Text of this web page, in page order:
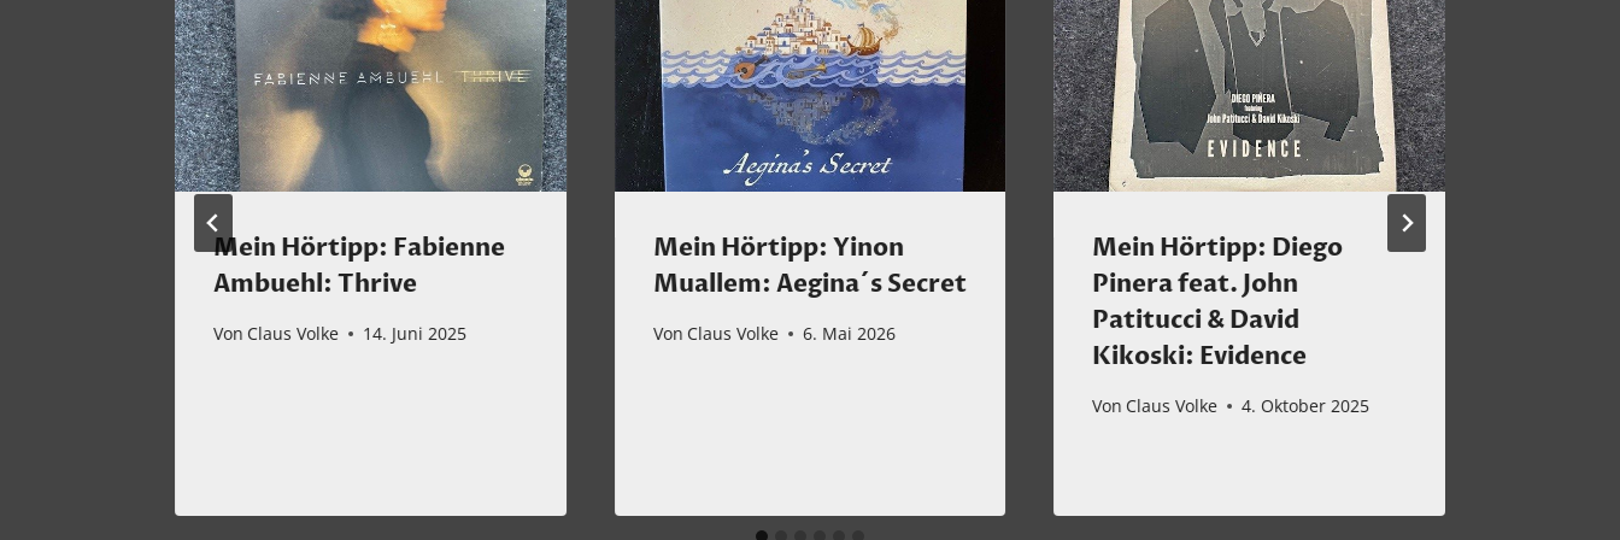
Mein Hörtipp: Fabienne
Ambuehl: Thrive
Von Claus Volke 14. Juni 2025
Mein Hörtipp: Yinon
Muallem: Aegina´s Secret
Von Claus Volke 6. Mai 2026
Mein Hörtipp: Diego
Pinera feat. John
Patitucci & David
Kikoski: Evidence
Von Claus Volke 4. Oktober 2025